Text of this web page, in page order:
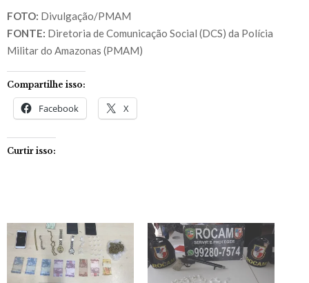
FOTO: Divulgação/PMAM
FONTE: Diretoria de Comunicação Social (DCS) da Polícia
Militar do Amazonas (PMAM)
Compartilhe isso:
Facebook X
Curtir isso: